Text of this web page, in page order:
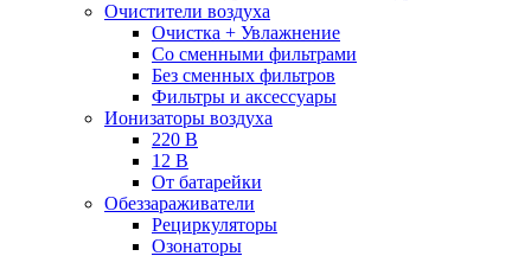
Очистители воздуха
Очистка + Увлажнение
Cо сменными фильтрами
Без сменных фильтров
Фильтры и аксессуары
Ионизаторы воздуха
220 В
12 В
От батарейки
Обеззараживатели
Рециркуляторы
Озонаторы